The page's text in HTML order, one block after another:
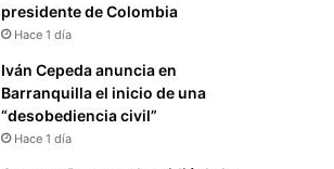
presidente de Colombia
Hace 1 día
Iván Cepeda anuncia en
Barranquilla el inicio de una
“desobediencia civil”
Hace 1 día